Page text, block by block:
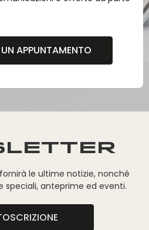
APPUNTAMENTO
le ultime notizie, nonché
speciali, anteprime ed eventi.